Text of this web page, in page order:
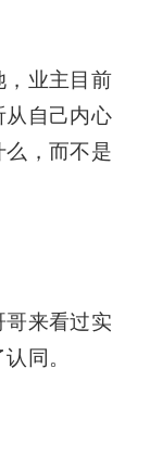
，业主目前
从自己内心
，而不是
来看过实
同。